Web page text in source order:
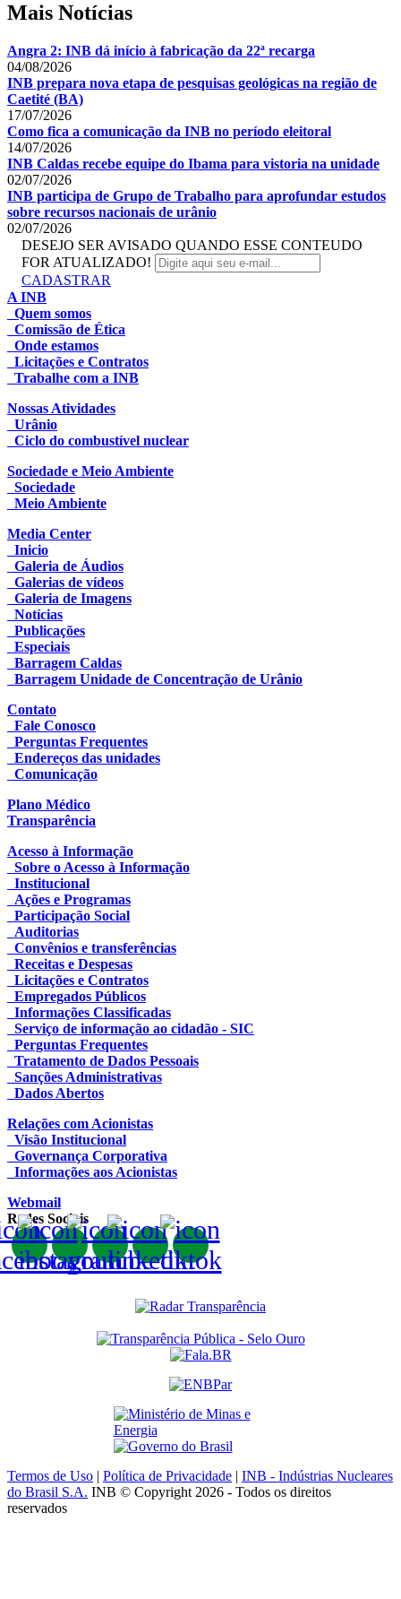
Mais Notícias
Angra 2: INB dá início à fabricação da 22ª recarga
04/08/2026
INB prepara nova etapa de pesquisas geológicas na região de
Caetité (BA)
17/07/2026
Como fica a comunicação da INB no período eleitoral
14/07/2026
INB Caldas recebe equipe do Ibama para vistoria na unidade
02/07/2026
INB participa de Grupo de Trabalho para aprofundar estudos
sobre recursos nacionais de urânio
02/07/2026
DESEJO SER AVISADO QUANDO ESSE CONTEUDO
FOR ATUALIZADO!
CADASTRAR
A INB
Quem somos
Comissão de Ética
Onde estamos
Licitações e Contratos
Trabalhe com a INB
Nossas Atividades
Urânio
Ciclo do combustível nuclear
Sociedade e Meio Ambiente
Sociedade
Meio Ambiente
Media Center
Inicio
Galeria de Áudios
Galerias de vídeos
Galeria de Imagens
Notícias
Publicações
Especiais
Barragem Caldas
Barragem Unidade de Concentração de Urânio
Contato
Fale Conosco
Perguntas Frequentes
Endereços das unidades
Comunicação
Plano Médico
Transparência
Acesso à Informação
Sobre o Acesso à Informação
Institucional
Ações e Programas
Participação Social
Auditorias
Convênios e transferências
Receitas e Despesas
Licitações e Contratos
Empregados Públicos
Informações Classificadas
Serviço de informação ao cidadão - SIC
Perguntas Frequentes
Tratamento de Dados Pessoais
Sanções Administrativas
Dados Abertos
Relações com Acionistas
Visão Institucional
Governança Corporativa
Informações aos Acionistas
Webmail
Redes Sociais
Termos de Uso | Política de Privacidade | INB - Indústrias Nucleares
do Brasil S.A. INB © Copyright 2026 - Todos os direitos
reservados